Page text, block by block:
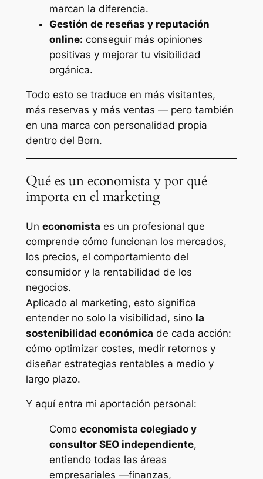
marcan la diferencia.
Gestión de reseñas y reputación
online: conseguir más opiniones
positivas y mejorar tu visibilidad
orgánica.
Todo esto se traduce en más visitantes,
más reservas y más ventas — pero también
en una marca con personalidad propia
dentro del Born.
Qué es un economista y por qué
importa en el marketing
Un economista es un profesional que
comprende cómo funcionan los mercados,
los precios, el comportamiento del
consumidor y la rentabilidad de los
negocios.
Aplicado al marketing, esto significa
entender no solo la visibilidad, sino la
sostenibilidad económica de cada acción:
cómo optimizar costes, medir retornos y
diseñar estrategias rentables a medio y
largo plazo.
Y aquí entra mi aportación personal:
Como economista colegiado y
consultor SEO independiente,
entiendo todas las áreas
empresariales —finanzas,